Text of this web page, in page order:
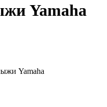
Yamaha
Yamaha